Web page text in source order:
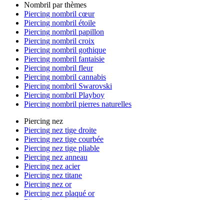
Nombril par thèmes
Piercing nombril cœur
Piercing nombril étoile
Piercing nombril papillon
Piercing nombril croix
Piercing nombril gothique
Piercing nombril fantaisie
Piercing nombril fleur
Piercing nombril cannabis
Piercing nombril Swarovski
Piercing nombril Playboy
Piercing nombril pierres naturelles
Piercing nez
Piercing nez tige droite
Piercing nez tige courbée
Piercing nez tige pliable
Piercing nez anneau
Piercing nez acier
Piercing nez titane
Piercing nez or
Piercing nez plaqué or